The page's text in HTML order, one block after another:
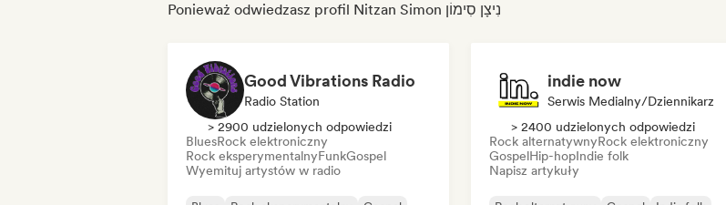
Ponieważ odwiedzasz profil Nitzan Simon נִיצָן סִימוֹן
Good Vibrations Radio
Radio Station
> 2900 udzielonych odpowiedzi
BluesRock elektroniczny
Rock eksperymentalnyFunkGospel
Wyemituj artystów w radio
indie now
Serwis Medialny/Dziennikarz
> 2400 udzielonych odpowiedzi
Rock alternatywnyRock elektroniczny
GospelHip-hopIndie folk
Napisz artykuły